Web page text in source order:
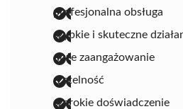
profesjonalna obsługa
szybkie i skuteczne
duże zaangażowanie
rzetelność
szerokie doświadczenie